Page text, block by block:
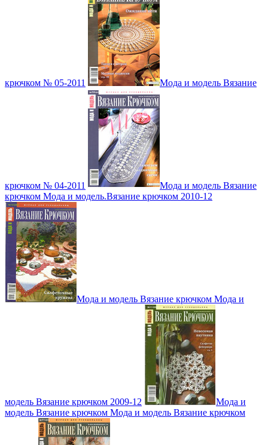
крючком № 05-2011 Мода и модель Вязание
крючком № 04-2011
Мода и модель Вязание
крючком Мода и модель.Вязание крючком 2010-12
Мода и модель Вязание крючком Мода и
модель Вязание крючком 2009-12
Мода и
модель Вязание крючком Мода и модель Вязание крючком